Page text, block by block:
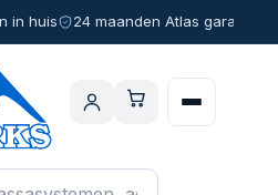
in huis 24 maanden Atlas garantie